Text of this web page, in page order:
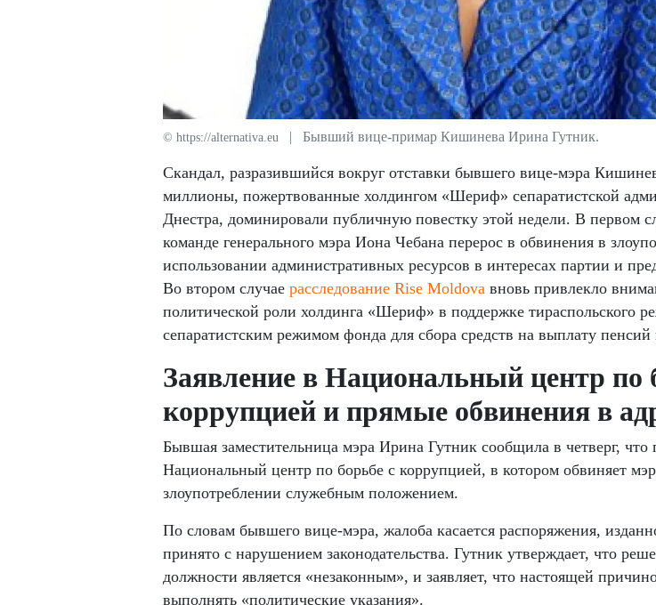
© https://alternativa.eu | Бывший вице-примар Кишинева Ирина Гутник.
Скандал, разразившийся вокруг отставки бывшего вице-мэра
миллионы, пожертвованные холдингом «Шериф» сепаратистской
Днестра, доминировали публичную повестку этой недели. В первом
команде генерального мэра Иона Чебана перерос в обвинения в
использовании административных ресурсов в интересах партии и
Во втором случае расследование Rise Moldova вновь привлекло
политической роли холдинга «Шериф» в поддержке тираспольского
сепаратистским режимом фонда для сбора средств на выплату пенсий
Заявление в Национальный центр по
коррупцией и прямые обвинения в
Бывшая заместительница мэра Ирина Гутник сообщила в четверг, что
Национальный центр по борьбе с коррупцией, в котором обвиняет
злоупотреблении служебным положением.
По словам бывшего вице-мэра, жалоба касается распоряжения,
принято с нарушением законодательства. Гутник утверждает, что
должности является «незаконным», и заявляет, что настоящей
выполнять «политические указания».